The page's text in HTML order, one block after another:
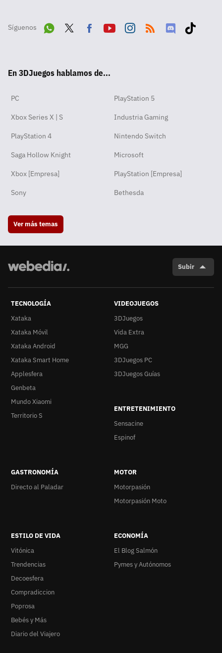
Síguenos
pp
ok
En 3DJuegos hablamos de...
PC PlayStation 5
Xbox Series X | S Industria Gaming
PlayStation 4 Nintendo Switch
Saga Hollow Knight Microsoft
Xbox [Empresa] PlayStation [Empresa]
Sony Bethesda
Ver más temas
Subir
TECNOLOGÍA
Xataka
Xataka Móvil
Xataka Android
Xataka Smart Home
Applesfera
Genbeta
Mundo Xiaomi
Territorio S
VIDEOJUEGOS
3DJuegos
Vida Extra
MGG
3DJuegos PC
3DJuegos Guías
ENTRETENIMIENTO
Sensacine
Espinof
GASTRONOMÍA
Directo al Paladar
MOTOR
Motorpasión
Motorpasión Moto
ESTILO DE VIDA
Vitónica
Trendencias
Decoesfera
Compradiccion
Poprosa
Bebés y Más
Diario del Viajero
ECONOMÍA
El Blog Salmón
Pymes y Autónomos